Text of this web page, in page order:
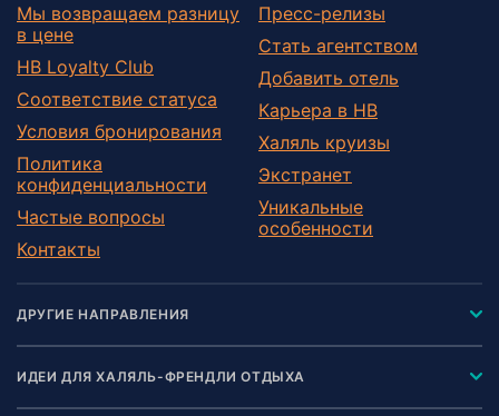
Мы возвращаем разницу
в цене
HB Loyalty Club
Соответствие статуса
Условия бронирования
Политика
конфиденциальности
Частые вопросы
Контакты
Пресс-релизы
Стать агентством
Добавить отель
Карьера в HB
Халяль круизы
Экстранет
Уникальные
особенности
ДРУГИЕ НАПРАВЛЕНИЯ
ИДЕИ ДЛЯ ХАЛЯЛЬ-ФРЕНДЛИ ОТДЫХА